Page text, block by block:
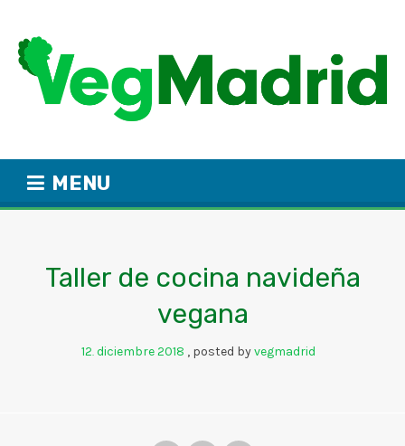
MENU
Taller de cocina navideña
vegana
12. diciembre2018 posted byvegmadrid